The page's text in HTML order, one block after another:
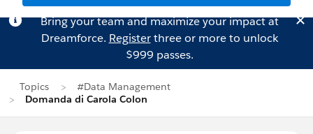
Bring your team and maximize your impact at
Dreamforce. Registerthree or more to unlock
$999 passes.
Topics
#Data Management
Domanda di Carola Colon